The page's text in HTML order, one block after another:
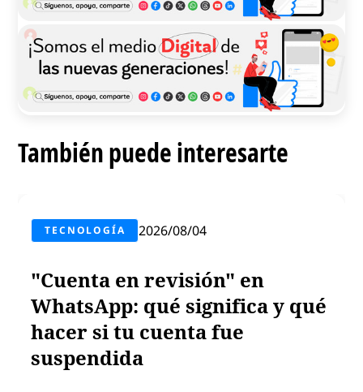
También puede interesarte
TECNOLOGÍA 2026/08/04
"Cuenta en revisión" en
WhatsApp: qué significa y qué
hacer si tu cuenta fue
suspendida